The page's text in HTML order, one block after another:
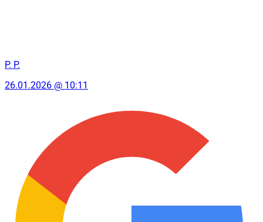
P. P.
26.01.2026 @ 10:11